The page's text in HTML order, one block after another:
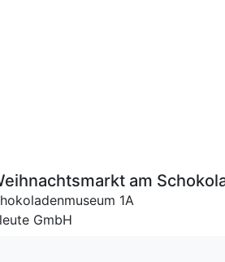
am
1A
GmbH